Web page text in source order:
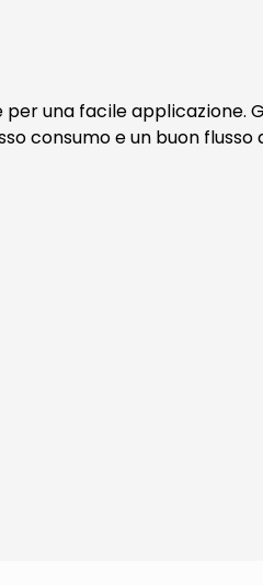
una facile applicazione.
consumo e un buon